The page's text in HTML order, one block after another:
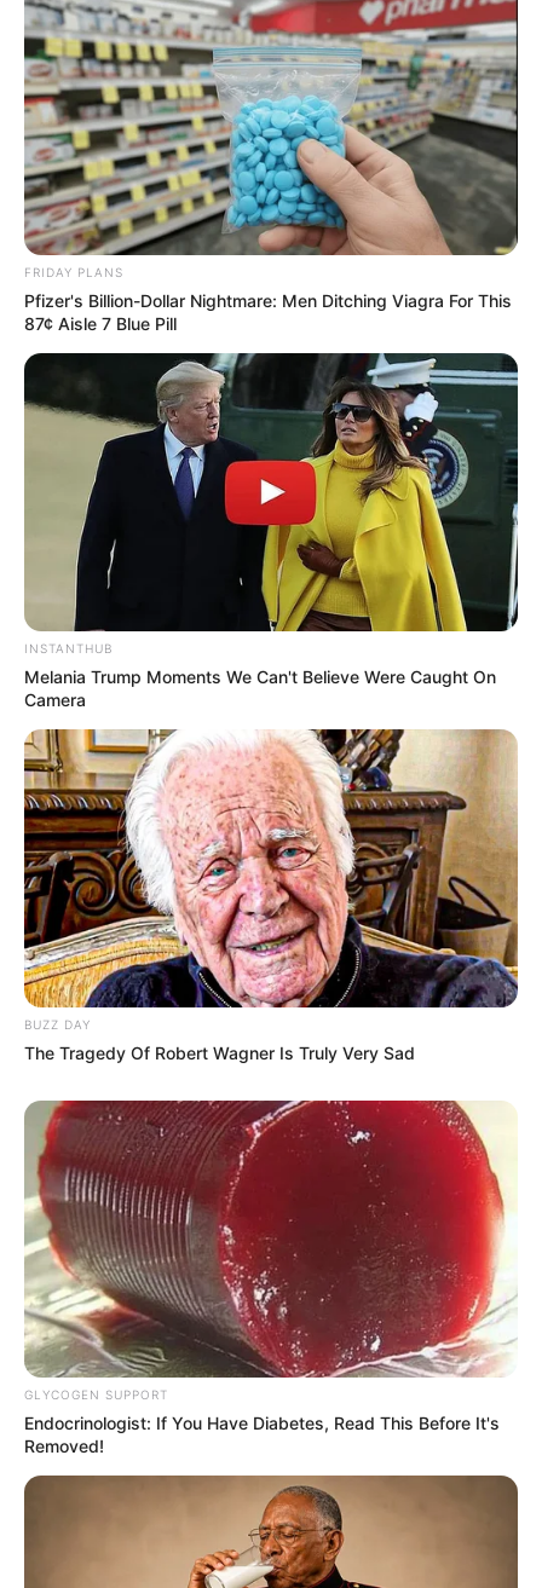
FRIDAY PLANS
Pfizer's Billion-Dollar Nightmare: Men Ditching Viagra For This
87¢ Aisle 7 Blue Pill
INSTANTHUB
Melania Trump Moments We Can't Believe Were Caught On
Camera
BUZZ DAY
The Tragedy Of Robert Wagner Is Truly Very Sad
GLYCOGEN SUPPORT
Endocrinologist: If You Have Diabetes, Read This Before It's
Removed!